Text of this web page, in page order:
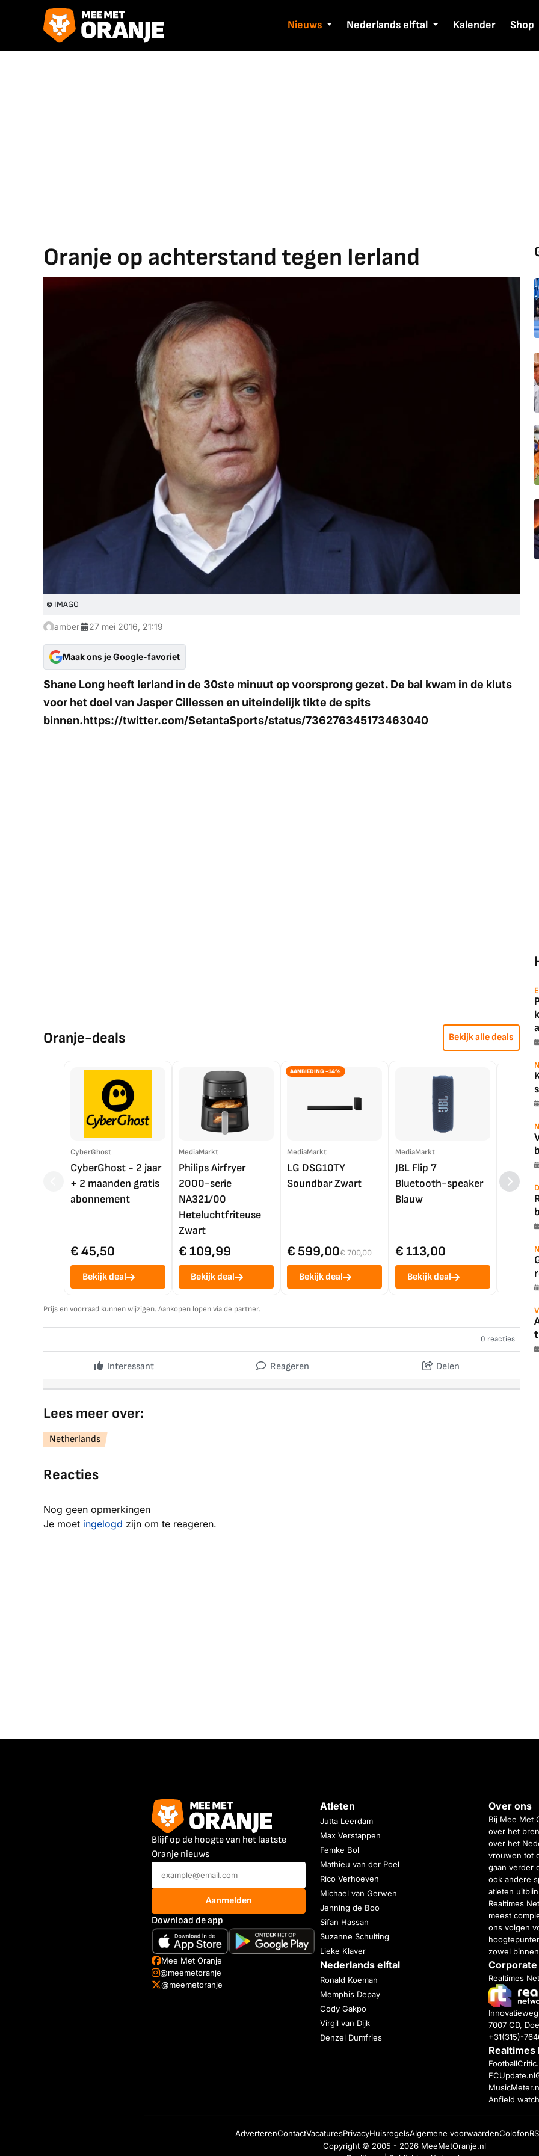
Nieuws Nederlands elftal Kalender Shop
Oranje op achterstand tegen Ierland
© IMAGO
amber 27 mei 2016, 21:19
Maak ons je Google-favoriet
Shane Long heeft Ierland in de 30ste minuut op voorsprong gezet. De bal kwam in de kluts
voor het doel van Jasper Cillessen en uiteindelijk tikte de spits
binnen.https://twitter.com/SetantaSports/status/736276345173463040
Oranje-deals Bekijk alle deals
CyberGhost
CyberGhost - 2 jaar
+ 2 maanden gratis
abonnement
€ 45,50
Bekijk deal
MediaMarkt
Philips Airfryer
2000-serie
NA321/00
Heteluchtfriteuse
Zwart
€ 109,99
Bekijk deal
AANBIEDING -14%
MediaMarkt
LG DSG10TY
Soundbar Zwart
€ 599,00€ 700,00
Bekijk deal
MediaMarkt
JBL Flip 7
Bluetooth-speaker
Blauw
€ 113,00
Bekijk deal
LG
4K TV
€
Prijs en voorraad kunnen wijzigen. Aankopen lopen via de partner.
0 reacties
Interessant Reageren Delen
Lees meer over:
Netherlands
Reacties
Nog geen opmerkingen
Je moet ingelogd zijn om te reageren.
Blijf op de hoogte van het laatste
Oranje nieuws
Aanmelden
Download de app
Mee Met Oranje
@meemetoranje
@meemetoranje
Atleten
Jutta Leerdam
Max Verstappen
Femke Bol
Mathieu van der Poel
Rico Verhoeven
Michael van Gerwen
Jenning de Boo
Sifan Hassan
Suzanne Schulting
Lieke Klaver
Nederlands elftal
Ronald Koeman
Memphis Depay
Cody Gakpo
Virgil van Dijk
Denzel Dumfries
Over ons
Bij Mee Met
over het
over het
vrouwen tot
gaan verder
ook andere
atleten
Realtimes
meest
ons volgen
zowel
Corporate
Realtimes
7007 CD,
+31(315)-
FCUpdate.nl
Anfield watch
AdverterenContactVacaturesPrivacyHuisregelsAlgemene voorwaardenColofon
Copyright © 2005 - 2026 MeeMetOranje.nl